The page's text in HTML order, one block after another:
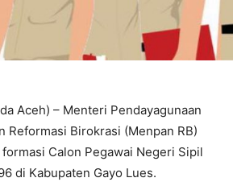
Aceh) – Menteri Pendayagunaan
Reformasi Birokrasi (Menpan RB)
Calon Pegawai Negeri Sipil
di Kabupaten Gayo Lues.